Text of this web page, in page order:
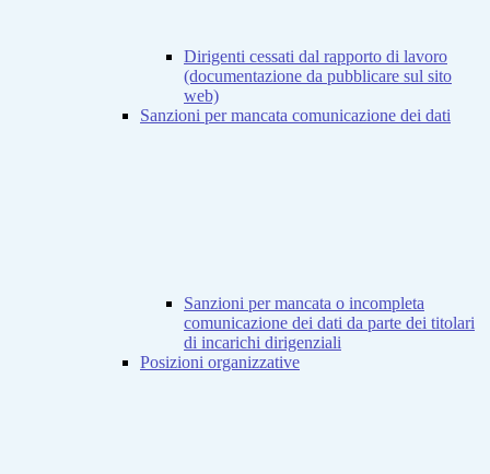
Dirigenti cessati dal rapporto di lavoro
(documentazione da pubblicare sul sito
web)
Sanzioni per mancata comunicazione dei dati
Sanzioni per mancata o incompleta
comunicazione dei dati da parte dei titolari
di incarichi dirigenziali
Posizioni organizzative